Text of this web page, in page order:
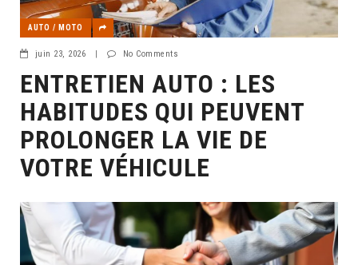
AUTO / MOTO
juin 23, 2026 No Comments
ENTRETIEN AUTO : LES
HABITUDES QUI PEUVENT
PROLONGER LA VIE DE
VOTRE VÉHICULE